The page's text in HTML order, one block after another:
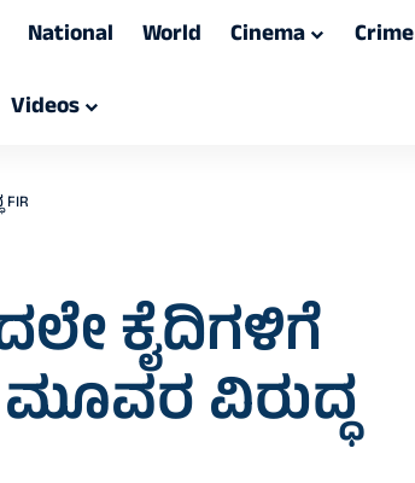
National World Cinema Crime
Videos
ಕೈದಿಗಳಿಗೆ
ಮೂವರ ವಿರುದ್ಧ